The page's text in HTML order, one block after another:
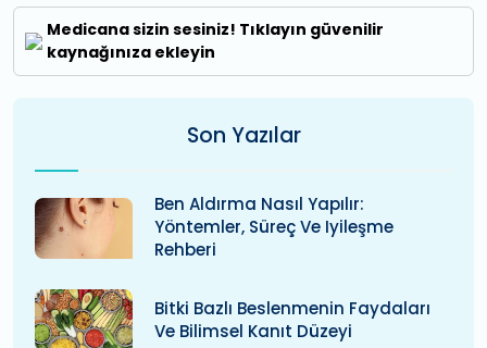
Medicana sizin sesiniz! Tıklayın güvenilir
kaynağınıza ekleyin
Son Yazılar
Ben Aldırma Nasıl Yapılır:
Yöntemler, Süreç Ve Iyileşme
Rehberi
Bitki Bazlı Beslenmenin Faydaları
Ve Bilimsel Kanıt Düzeyi